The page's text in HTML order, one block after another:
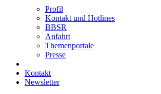
Profil
Kontakt und Hotlines
BBSR
Anfahrt
Themenportale
Presse
Kontakt
Newsletter